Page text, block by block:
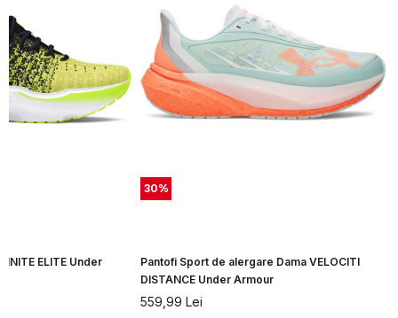
ELITE Under
30%
Pantofi Sport de alergare Dama VELOCITI
DISTANCE Under Armour
559,99 Lei